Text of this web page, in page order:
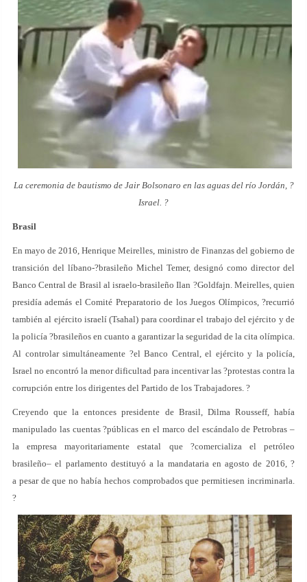
La ceremonia de bautismo de Jair Bolsonaro en las aguas del río Jordán, ?
Israel. ?
Brasil
En mayo de 2016, Henrique Meirelles, ministro de Finanzas del gobierno de
transición del líbano-?brasileño Michel Temer, designó como director del
Banco Central de Brasil al israelo-brasileño Ilan ?Goldfajn. Meirelles, quien
presidía además el Comité Preparatorio de los Juegos Olímpicos, ?recurrió
también al ejército israelí (Tsahal) para coordinar el trabajo del ejército y de
la policía ?brasileños en cuanto a garantizar la seguridad de la cita olímpica.
Al controlar simultáneamente ?el Banco Central, el ejército y la policía,
Israel no encontró la menor dificultad para incentivar las ?protestas contra la
corrupción entre los dirigentes del Partido de los Trabajadores. ?
Creyendo que la entonces presidente de Brasil, Dilma Rousseff, había
manipulado las cuentas ?públicas en el marco del escándalo de Petrobras –
la empresa mayoritariamente estatal que ?comercializa el petróleo
brasileño– el parlamento destituyó a la mandataria en agosto de 2016, ?
a pesar de que no había hechos comprobados que permitiesen incriminarla.
?